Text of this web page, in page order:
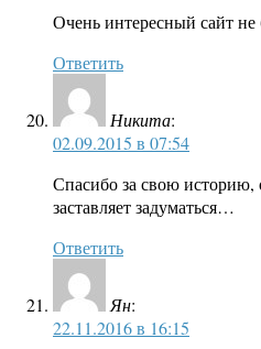
Очень интересный сайт не
Ответить
Никита:
02.09.2015 в 07:54
Спасибо за свою историю,
заставляет задуматься…
Ответить
Ян:
22.11.2016 в 16:15